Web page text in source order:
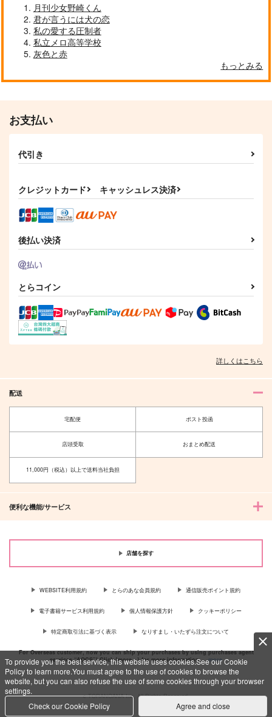
To provide you the best service, this website uses cookies.See our Cookie
Policy to learn more.You must agree to the use of cookies to browse the
website, but you can also refuse the use of some cookies through your browser
settings.
Check our Cookie Policy
Agree and close
サンプル
作品詳細
猫の耳に念仏 秋
ketsuban
南泉一文字
サンプル
作品詳細
猫の耳に念仏 夏
ketsuban
一文字一家再録集
こねこと姫と いちも
んじ
ユウラク
944
作品詳細
もんじ
ユウラク
1,150
作品詳細
月刊少女野崎くん
君が言うには犬の恋
私の愛する圧制者
私立メロ高等学校
灰色と赤
もっとみる
お支払い
代引き
クレジットカード キャッシュレス決済
後払い決済
とらコイン
詳しくはこちら
配送
宅配便 ポスト投函
店頭受取 おまとめ配送
11,000円（税込）以上で送料当社負担
便利な機能/サービス
店舗を探す
WEBSITE利用規約 とらのあな会員規約 通信販売ポイント規約
電子書籍サービス利用規約 個人情報保護方針 クッキーポリシー
特定商取引法に基づく表示 なりすまし・いたずら注文について
For Overseas customer, now you can ship your purchases by using purchases agent
services “AOCS”! Click {more…} for more information …more
c TORANOANA Inc, All Rights Reserved.